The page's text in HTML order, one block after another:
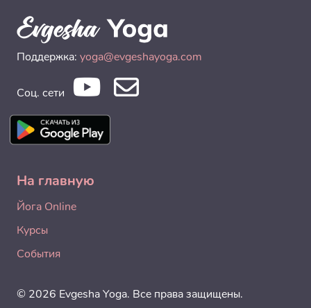
Поддержка: yoga@evgeshayoga.com
Соц. сети
На главную
Йога Online
Курсы
События
© 2026 Evgesha Yoga. Все права защищены.